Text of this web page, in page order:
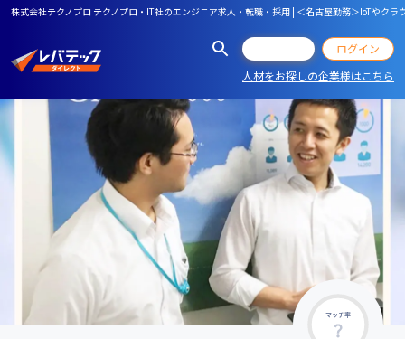
株式会社テクノプロ テクノプロ・IT社のエンジニア求人・転職・採用 | ＜名古屋勤務＞IoTやク
ログイン
人材をお探しの企業様はこちら
マッチ率